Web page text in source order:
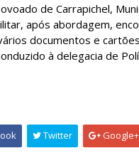
de Carrapichel,
após abordagem,
documentos e
à delegacia de
Twitter Google+